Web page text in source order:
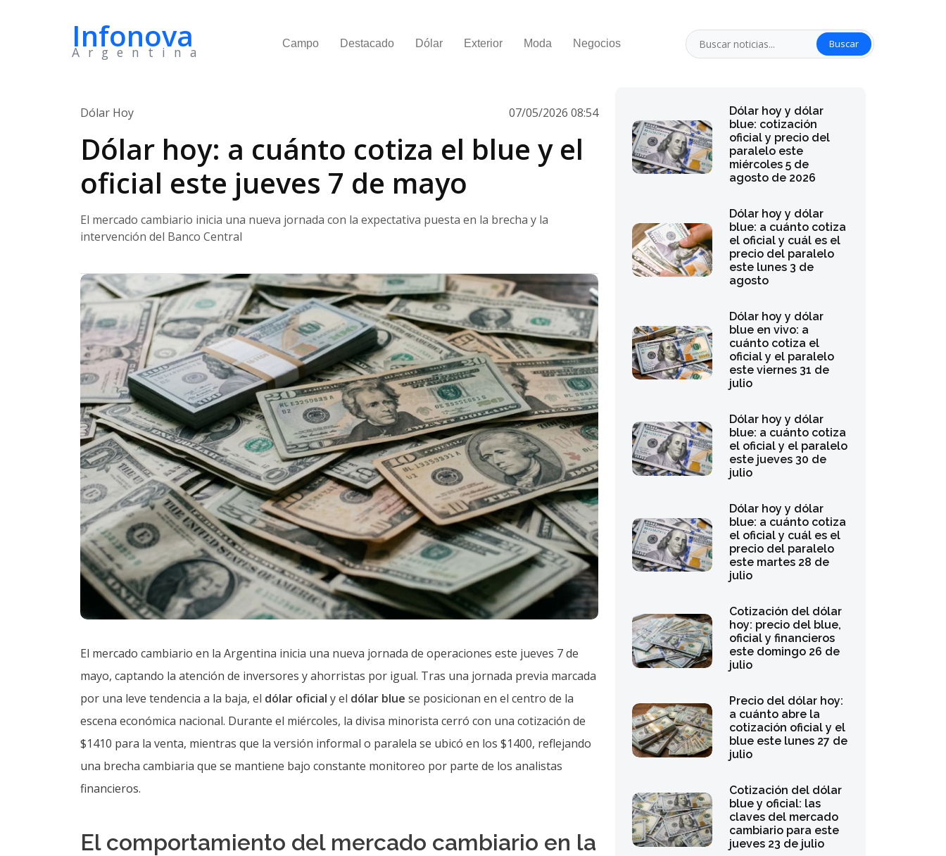
Infonova
Argentina
Campo Destacado Dólar Exterior Moda Negocios Buscar
Dólar Hoy 07/05/2026 08:54
Dólar hoy: a cuánto cotiza el blue y el
oficial este jueves 7 de mayo
El mercado cambiario inicia una nueva jornada con la expectativa puesta en la brecha y la
intervención del Banco Central
El mercado cambiario en la Argentina inicia una nueva jornada de operaciones este jueves 7 de
mayo, captando la atención de inversores y ahorristas por igual. Tras una jornada previa marcada
por una leve tendencia a la baja, el dólar oficial y el dólar blue se posicionan en el centro de la
escena económica nacional. Durante el miércoles, la divisa minorista cerró con una cotización de
$1410 para la venta, mientras que la versión informal o paralela se ubicó en los $1400, reflejando
una brecha cambiaria que se mantiene bajo constante monitoreo por parte de los analistas
financieros.
El comportamiento del mercado cambiario en la
Dólar hoy y dólar
blue: cotización
oficial y precio del
paralelo este
miércoles 5 de
agosto de 2026
Dólar hoy y dólar
blue: a cuánto cotiza
el oficial y cuál es el
precio del paralelo
este lunes 3 de
agosto
Dólar hoy y dólar
blue en vivo: a
cuánto cotiza el
oficial y el paralelo
este viernes 31 de
julio
Dólar hoy y dólar
blue: a cuánto cotiza
el oficial y el paralelo
este jueves 30 de
julio
Dólar hoy y dólar
blue: a cuánto cotiza
el oficial y cuál es el
precio del paralelo
este martes 28 de
julio
Cotización del dólar
hoy: precio del blue,
oficial y financieros
este domingo 26 de
julio
Precio del dólar hoy:
a cuánto abre la
cotización oficial y el
blue este lunes 27 de
julio
Cotización del dólar
blue y oficial: las
claves del mercado
cambiario para este
jueves 23 de julio